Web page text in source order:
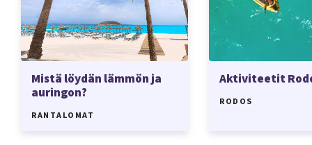
Mistä löydän lämmön ja
auringon?
RANTALOMAT
Aktiviteetit
RODOS